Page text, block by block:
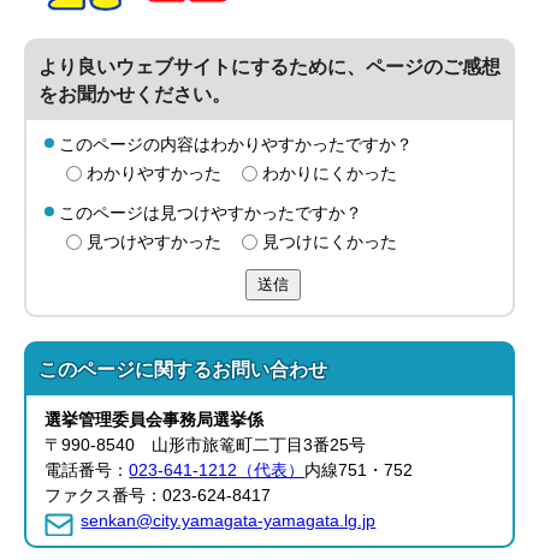
より良いウェブサイトにするために、ページのご感想
をお聞かせください。
このページの内容はわかりやすかったですか？
わかりやすかった
わかりにくかった
このページは見つけやすかったですか？
見つけやすかった
見つけにくかった
送信
このページに関するお問い合わせ
選挙管理委員会事務局選挙係
〒990-8540 山形市旅篭町二丁目3番25号
電話番号：023-641-1212（代表） 内線751・752
ファクス番号：023-624-8417
senkan@city.yamagata-yamagata.lg.jp